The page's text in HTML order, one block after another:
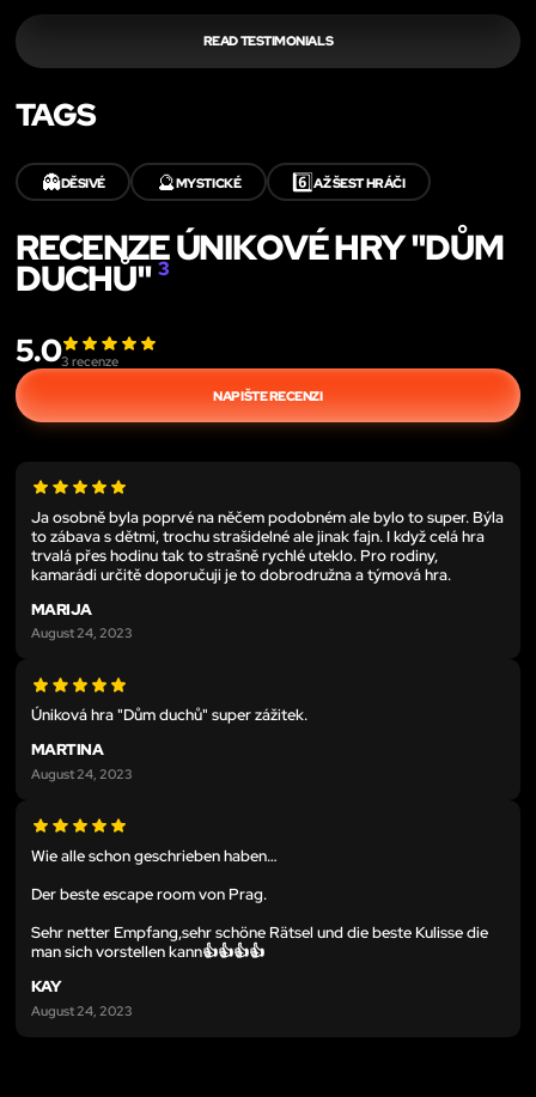
READ TESTIMONIALS
TAGS
👻DĚSIVÉ 🔮MYSTICKÉ 6️⃣AŽ ŠEST HRÁČI
RECENZE ÚNIKOVÉ HRY "DŮM
DUCHŮ" 3
5.03 recenze
NAPIŠTE RECENZI
Ja osobně byla poprvé na něčem podobném ale bylo to super. Býla
to zábava s dětmi, trochu strašidelné ale jinak fajn. I když celá hra
trvalá přes hodinu tak to strašně rychlé uteklo. Pro rodiny,
kamarádi určitě doporučuji je to dobrodružna a týmová hra.
MARIJA
August 24, 2023
Úniková hra "Dům duchů" super zážitek.
MARTINA
August 24, 2023
Wie alle schon geschrieben haben…
Der beste escape room von Prag.
Sehr netter Empfang,sehr schöne Rätsel und die beste Kulisse die
man sich vorstellen kann👍👍👍👍
KAY
August 24, 2023